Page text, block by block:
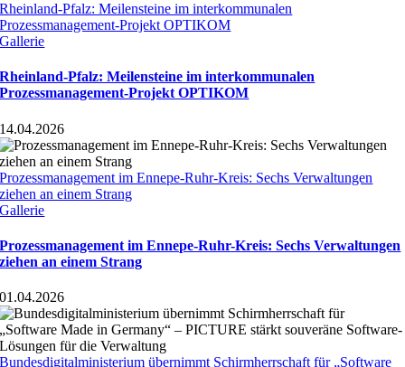
Rheinland-Pfalz: Meilensteine im interkommunalen
Prozessmanagement-Projekt OPTIKOM
Gallerie
Rheinland-Pfalz: Meilensteine im interkommunalen
Prozessmanagement-Projekt OPTIKOM
14.04.2026
Prozessmanagement im Ennepe-Ruhr-Kreis: Sechs Verwaltungen
ziehen an einem Strang
Gallerie
Prozessmanagement im Ennepe-Ruhr-Kreis: Sechs Verwaltungen
ziehen an einem Strang
01.04.2026
Bundesdigitalministerium übernimmt Schirmherrschaft für „Software